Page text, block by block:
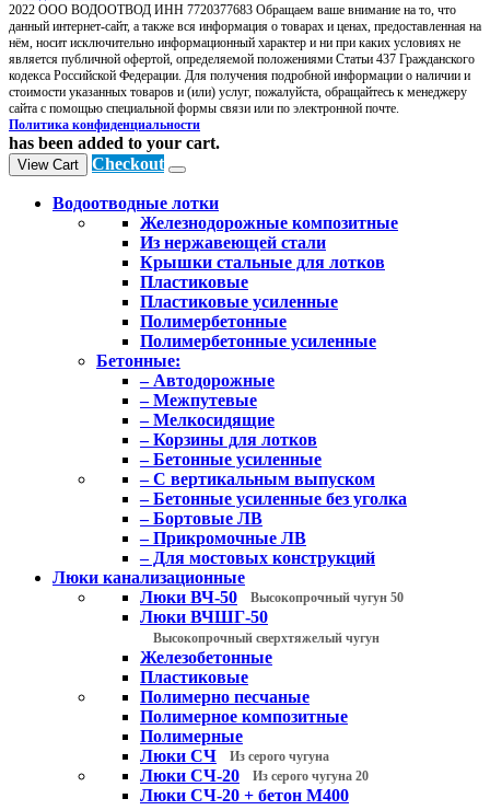
2022 ООО ВОДООТВОД ИНН 7720377683 Обращаем ваше внимание на то, что
данный интернет-сайт, а также вся информация о товарах и ценах, предоставленная на
нём, носит исключительно информационный характер и ни при каких условиях не
является публичной офертой, определяемой положениями Статьи 437 Гражданского
кодекса Российской Федерации. Для получения подробной информации о наличии и
стоимости указанных товаров и (или) услуг, пожалуйста, обращайтесь к менеджеру
сайта с помощью специальной формы связи или по электронной почте.
Политика конфиденциальности
has been added to your cart.
View Cart Checkout
Водоотводные лотки
Железнодорожные композитные
Из нержавеющей стали
Крышки стальные для лотков
Пластиковые
Пластиковые усиленные
Полимербетонные
Полимербетонные усиленные
Бетонные:
– Автодорожные
– Межпутевые
– Мелкосидящие
– Корзины для лотков
– Бетонные усиленные
– С вертикальным выпуском
– Бетонные усиленные без уголка
– Бортовые ЛВ
– Прикромочные ЛВ
– Для мостовых конструкций
Люки канализационные
Люки ВЧ-50
Высокопрочный чугун 50
Люки ВЧШГ-50
Высокопрочный сверхтяжелый чугун
Железобетонные
Пластиковые
Полимерно песчаные
Полимерное композитные
Полимерные
Люки СЧ
Из серого чугуна
Люки СЧ-20 Из серого чугуна 20
Люки СЧ-20 + бетон М400